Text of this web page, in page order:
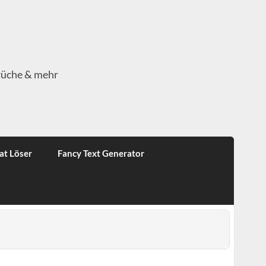
& mehr
Löser Fancy Text Generator